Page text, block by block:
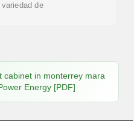
de
cabinet in monterrey mara
Energy [PDF]